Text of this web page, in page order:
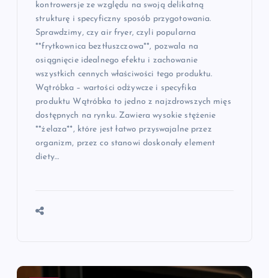
kontrowersje ze względu na swoją delikatną
strukturę i specyficzny sposób przygotowania.
Sprawdzimy, czy air fryer, czyli popularna
**frytkownica beztłuszczowa**, pozwala na
osiągnięcie idealnego efektu i zachowanie
wszystkich cennych właściwości tego produktu.
Wątróbka – wartości odżywcze i specyfika
produktu Wątróbka to jedno z najzdrowszych mięs
dostępnych na rynku. Zawiera wysokie stężenie
**żelaza**, które jest łatwo przyswajalne przez
organizm, przez co stanowi doskonały element
diety…